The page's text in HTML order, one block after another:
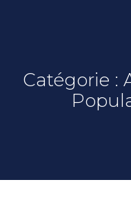
Catégorie :